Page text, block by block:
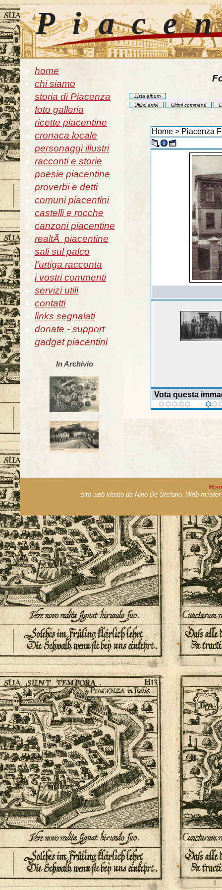
home
chi siamo
storia di Piacenza
foto galleria
ricette piacentine
cronaca locale
personaggi illustri
racconti e storie
poesie piacentine
proverbi e detti
comuni piacentini
castelli e rocche
canzoni piacentine
realtÃ piacentine
sali sul palco
l'urtiga racconta
i vostri commenti
servizi utili
contatti
links segnalati
donate - support
gadget piacentini
In Archivio
Lista album
Ultimi arrivi
Ultimi commenti
Home> Piacenza
Vota questa
sito web ideato da Nino De Stefano. Web